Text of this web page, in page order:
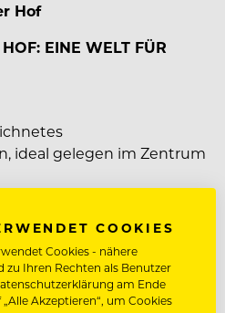
Hof
EINE WELT FÜR
ideal gelegen im Zentrum
Atelier,
im Guide Michelin
Millau, lassen insgesamt
COOKIES
Cookies - nähere
Ihren Rechten als Benutzer
am Ende
Akzeptieren“, um Cookies